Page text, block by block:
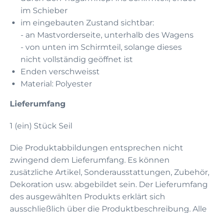
im Schieber
im eingebauten Zustand sichtbar:
- an Mastvorderseite, unterhalb des Wagens
- von unten im Schirmteil, solange dieses
nicht vollständig geöffnet ist
Enden verschweisst
Material: Polyester
Lieferumfang
1 (ein) Stück Seil
Die Produktabbildungen entsprechen nicht
zwingend dem Lieferumfang. Es können
zusätzliche Artikel, Sonderausstattungen, Zubehör,
Dekoration usw. abgebildet sein. Der Lieferumfang
des ausgewählten Produkts erklärt sich
ausschließlich über die Produktbeschreibung. Alle